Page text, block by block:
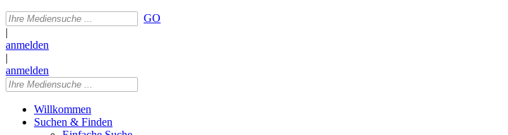
GO
|
anmelden
|
anmelden
Willkommen
Suchen & Finden